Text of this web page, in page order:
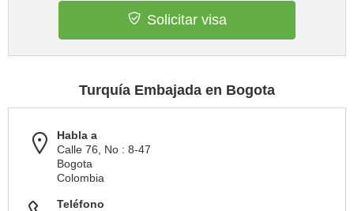
Solicitar visa
Turquía Embajada en Bogota
Habla a
Calle 76, No : 8-47
Bogota
Colombia
Teléfono